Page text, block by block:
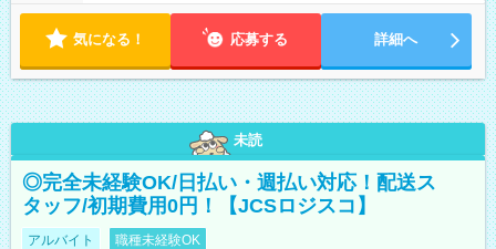
気になる！ 応募する 詳細へ
未読
◎完全未経験OK/日払い・週払い対応！配送ス
タッフ/初期費用0円！【JCSロジスコ】
アルバイト 職種未経験OK